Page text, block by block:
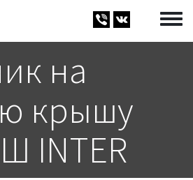
Toggle
на
крышу
INTER